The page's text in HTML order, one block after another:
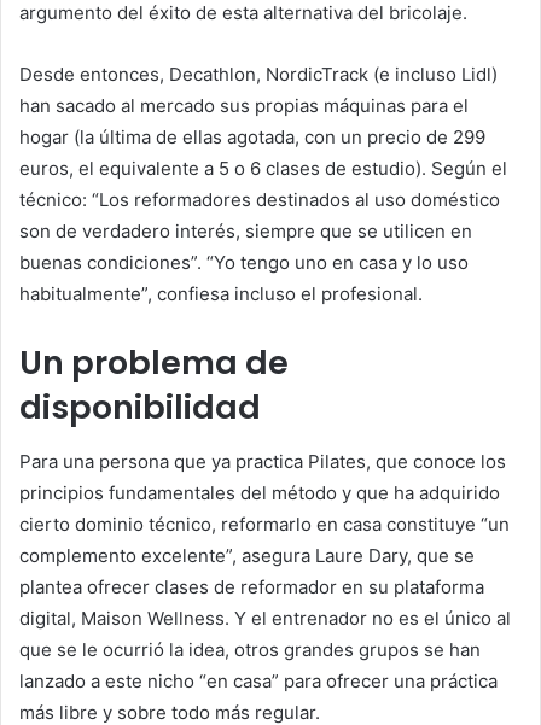
argumento del éxito de esta alternativa del bricolaje.
Desde entonces, Decathlon, NordicTrack (e incluso Lidl)
han sacado al mercado sus propias máquinas para el
hogar (la última de ellas agotada, con un precio de 299
euros, el equivalente a 5 o 6 clases de estudio). Según el
técnico: “Los reformadores destinados al uso doméstico
son de verdadero interés, siempre que se utilicen en
buenas condiciones”. “Yo tengo uno en casa y lo uso
habitualmente”, confiesa incluso el profesional.
Un problema de
disponibilidad
Para una persona que ya practica Pilates, que conoce los
principios fundamentales del método y que ha adquirido
cierto dominio técnico, reformarlo en casa constituye “un
complemento excelente”, asegura Laure Dary, que se
plantea ofrecer clases de reformador en su plataforma
digital, Maison Wellness. Y el entrenador no es el único al
que se le ocurrió la idea, otros grandes grupos se han
lanzado a este nicho “en casa” para ofrecer una práctica
más libre y sobre todo más regular.